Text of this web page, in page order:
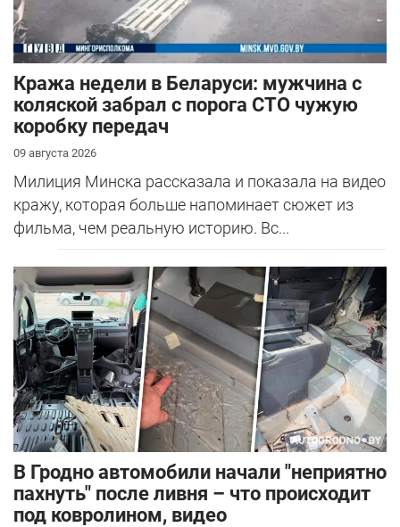
Кража недели в Беларуси: мужчина с
коляской забрал с порога СТО чужую
коробку передач
09 августа 2026
Милиция Минска рассказала и показала на видео
кражу, которая больше напоминает сюжет из
фильма, чем реальную историю. Вс...
В Гродно автомобили начали "неприятно
пахнуть" после ливня – что происходит
под ковролином, видео